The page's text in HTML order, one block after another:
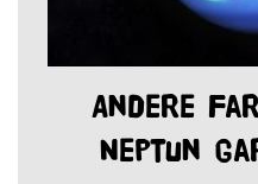
Andere
Neptun